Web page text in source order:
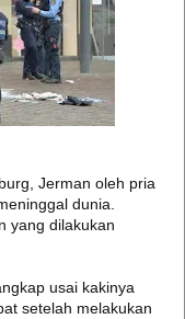
Jerman oleh pria
dunia.
yang dilakukan
usai kakinya
setelah melakukan